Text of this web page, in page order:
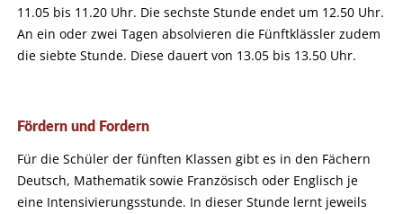
11.05 bis 11.20 Uhr. Die sechste Stunde endet um 12.50 Uhr.
An ein oder zwei Tagen absolvieren die Fünftklässler zudem
die siebte Stunde. Diese dauert von 13.05 bis 13.50 Uhr.
Fördern und Fordern
Für die Schüler der fünften Klassen gibt es in den Fächern
Deutsch, Mathematik sowie Französisch oder Englisch je
eine Intensivierungsstunde. In dieser Stunde lernt jeweils